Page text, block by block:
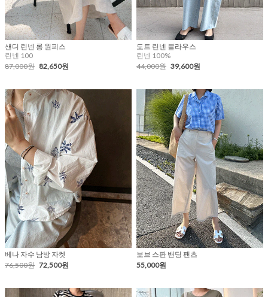
샌디 린넨 롱 원피스
린넨 100
87,000원 82,650원
도트 린넨 블라우스
린넨 100%
44,000원 39,600원
베나 자수 남방 자켓
76,500원 72,500원
보브 스판 밴딩 팬츠
55,000원